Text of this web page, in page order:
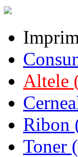
Altele
Ribon
Toner